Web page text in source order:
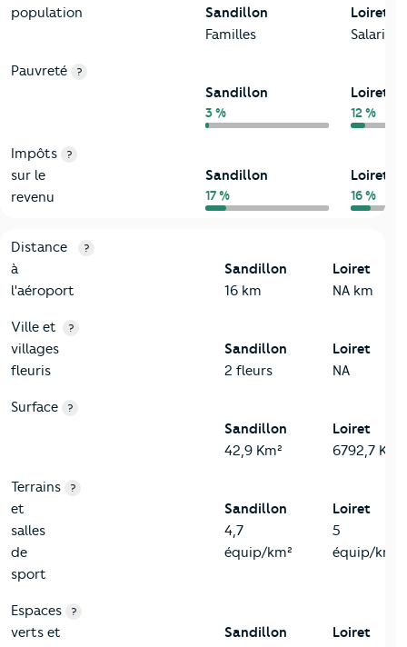
population
Sandillon
Familles
Loiret
Salariés
Pauvreté ?
Sandillon
3 %
Loiret
12 %
Impôts
sur le
revenu
?
Sandillon
17 %
Loiret
16 %
3-Environnement
Critères Sandillon
Distance
à
l'aéroport
?
Sandillon
16 km
Loiret
NA km
Ville et
villages
fleuris
?
Sandillon
2 fleurs
Loiret
NA
Surface ?
Sandillon
42,9 Km²
Loiret
6792,7 Km²
Terrains
et
salles
de
sport
?
Sandillon
4,7
équip/km²
Loiret
5
équip/km²
Espaces
verts et
?
Sandillon Loiret